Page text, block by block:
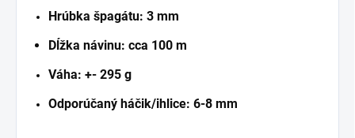
Hrúbka špagátu: 3 mm
Dĺžka návinu: cca 100 m
Váha: +- 295 g
Odporúčaný háčik/ihlice: 6-8 mm